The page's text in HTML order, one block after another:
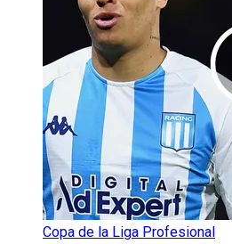
Copa de la Liga Profesional